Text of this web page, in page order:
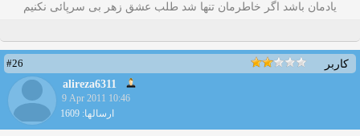
یادمان باشد اگر خاطرمان تنها شد طلب عشق زهر بی سرپائی نکنیم
کاربر
#26
alireza6311
9 Apr 2011 10:46
ارسالها: 1609